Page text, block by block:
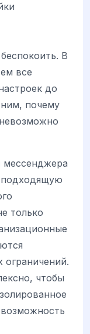
В
все
до
почему
мессенджера
подходящую
только
ограничений.
чтобы